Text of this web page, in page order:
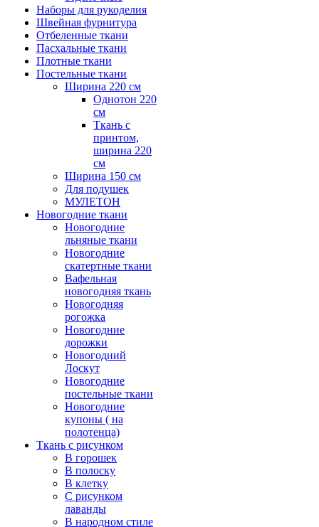
Наборы для рукоделия
Швейная фурнитура
Отбеленные ткани
Пасхальные ткани
Плотные ткани
Постельные ткани
Ширина 220 см
Однотон 220
см
Ткань с
принтом,
ширина 220
см
Ширина 150 см
Для подушек
МУЛЕТОН
Новогодние ткани
Новогодние
льняные ткани
Новогодние
скатертные ткани
Вафельная
новогодняя ткань
Новогодняя
рогожка
Новогодние
дорожки
Новогодний
Лоскут
Новогодние
постельные ткани
Новогодние
купоны ( на
полотенца)
Ткань с рисунком
В горошек
В полоску
В клетку
С рисунком
лаванды
В народном стиле